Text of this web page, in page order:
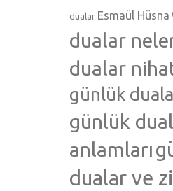
dualar Esmaül Hüsna
dualar
dualar
günlük
günlük
anlamları
dualar ve